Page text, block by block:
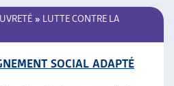
» LUTTE CONTRE LA
SOCIAL ADAPTÉ